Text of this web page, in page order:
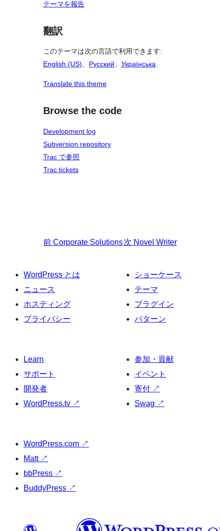
テーマを報告
翻訳
このテーマは次の言語で利用できます:
English (US)、 Русский、 Українська.
Translate this theme
Browse the code
Development log
Subversion repository
Trac で参照
Trac tickets
前 Corporate Solutions次 Novel Writer
WordPress とは
ニュース
ホスティング
プライバシー
ショーケース
テーマ
プラグイン
パターン
Learn
サポート
開発者
WordPress.tv ↗
参加・貢献
イベント
寄付 ↗
Swag ↗
WordPress.com ↗
Matt ↗
bbPress ↗
BuddyPress ↗